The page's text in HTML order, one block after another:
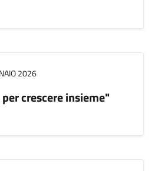
2026
crescere insieme"